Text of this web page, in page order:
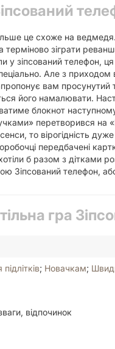
це схоже на
зіграти
у зіпсований
Але з приходом
вам
його намалювати.
блокнот
перетворився
то вірогідність
передбачені
б разом з дітками
Зіпсований телефон,
гра
; Новачкам;
відпочинок